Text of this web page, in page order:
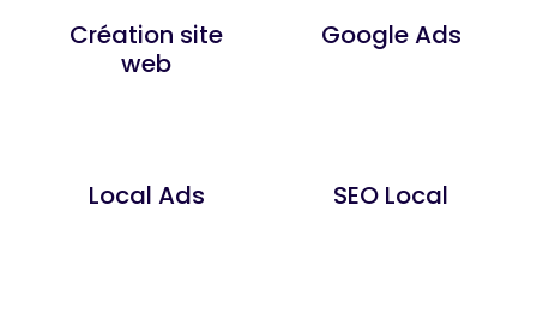
Création site
web
Google Ads
Local Ads SEO Local